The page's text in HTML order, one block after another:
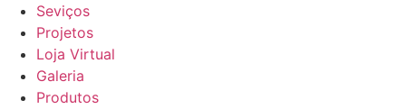
Seviços
Projetos
Loja Virtual
Galeria
Produtos